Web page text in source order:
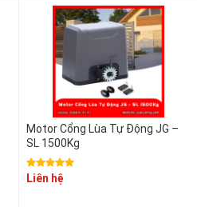
Motor Cổng Lùa Tự Động JG –
SL 1500Kg
Liên hệ